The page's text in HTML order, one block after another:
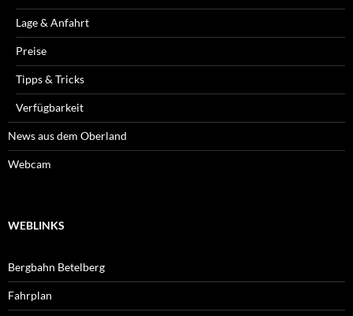
Lage & Anfahrt
Preise
Tipps & Tricks
Verfügbarkeit
News aus dem Oberland
Webcam
WEBLINKS
Bergbahn Betelberg
Fahrplan